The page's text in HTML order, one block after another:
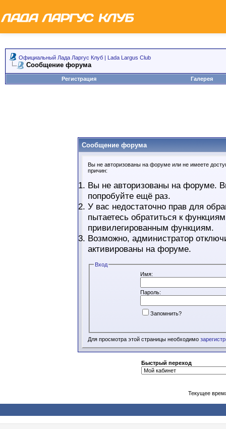
Официальный Лада Ларгус Клуб | Lada Largus Club
Сообщение форума
Регистрация Галерея
Сообщение форума
Вы не авторизованы на форуме или не имеете
причин:
Вы не авторизованы на форуме.
попробуйте ещё раз.
У вас недостаточно прав для
пытаетесь обратиться к
привилегированным функциям.
Возможно, администратор
активированы на форуме.
Вход
Имя:
Пароль:
Запомнить?
Для просмотра этой страницы необходимо
Быстрый переход
Текущее